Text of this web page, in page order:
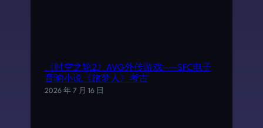
《时空之轮2》AVG外传游戏——SFC电子
音响小说《旅梦人》考古
2026 年 7 月 16 日